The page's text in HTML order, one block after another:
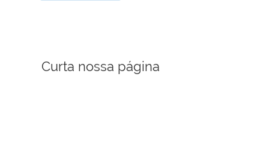
Curta nossa página